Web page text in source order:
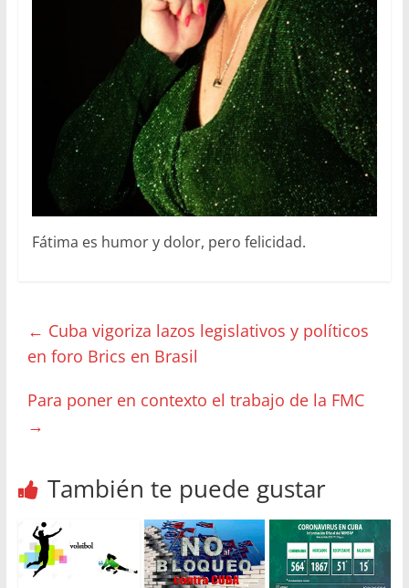
Fátima es humor y dolor, pero felicidad.
← Cuba vigoriza lazos legislativos y políticos
en foro Brics en Brasil
Para poner en contexto el trabajo de la FMC
→
También te puede gustar